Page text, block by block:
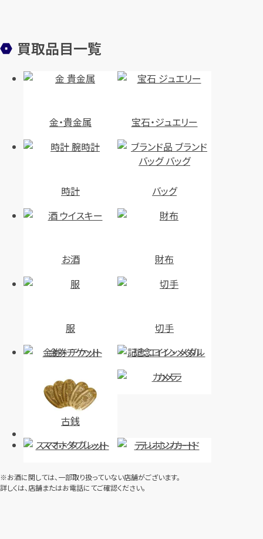
買取品目一覧
金・貴金属 宝石・ジュエリー
時計 バッグ
お酒 財布
服
切手
金券・チケット
記念コイン・メダル
古銭
カメラ
スマホ・タブレット テレホンカード
※お酒に関しては、一部取り扱っていない店舗がございます。
詳しくは、店舗またはお電話にてご確認ください。